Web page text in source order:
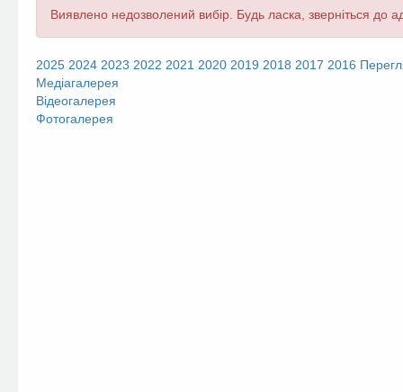
Повідомлення
Виявлено недозволений вибір. Будь ласка, зверніться до
2025 2024 2023 2022 2021 2020 2019 2018 2017 2016
Медіагалерея
Відеогалерея
Фотогалерея